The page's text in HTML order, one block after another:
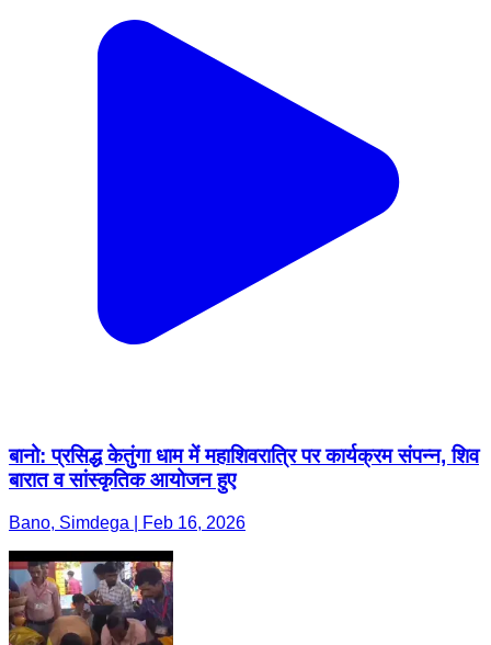
बानो: प्रसिद्ध केतुंगा धाम में महाशिवरात्रि पर कार्यक्रम संपन्न, शिव
बारात व सांस्कृतिक आयोजन हुए
Bano, Simdega | Feb 16, 2026